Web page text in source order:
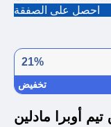
احصل على الصفقة
21%
تخفيض